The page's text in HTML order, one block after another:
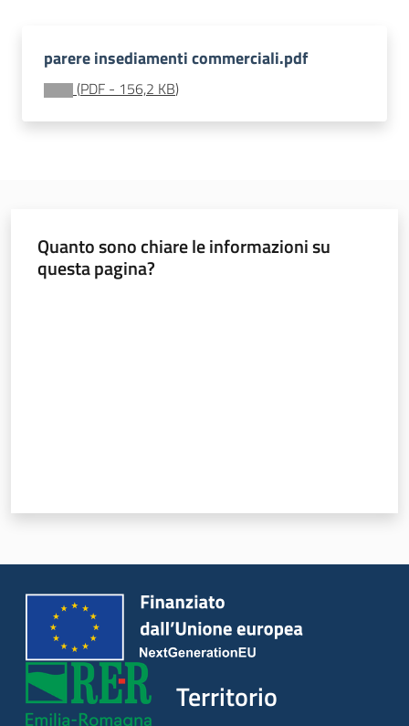
Pareri
Novità
Servizi
Leggi Atti Bandi
parere insediamenti commerciali.pdf
(PDF - 156,2 KB)
Quanto sono chiare le informazioni su
questa pagina?
Territorio